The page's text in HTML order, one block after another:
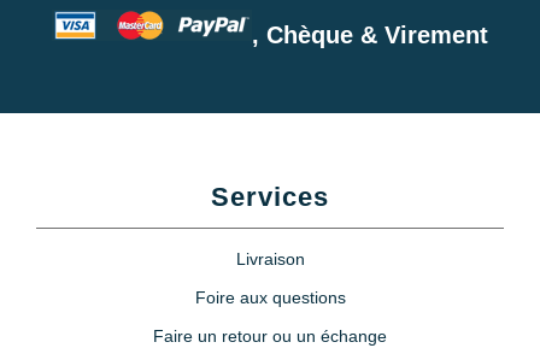
, Chèque & Virement
Services
Livraison
Foire aux questions
Faire un retour ou un échange